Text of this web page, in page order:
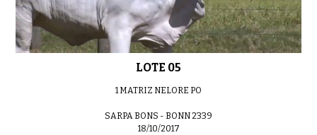
LOTE 28
LOTE 05
1 MATRIZ NELORE PO
SARPA BONS - BONN 2339
18/10/2017